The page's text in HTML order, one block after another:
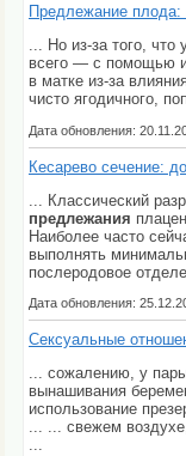
Предлежание плода:
... Но из-за того,
всего — с помощью
в матке из-за
чисто ягодичного,
Дата обновления:
Кесарево сечение:
... Классический
предлежания
Наиболее часто
выполнять
послеродовое
Дата обновления:
Сексуальные
... сожалению, у
вынашивания
использование
... ... свежем
...